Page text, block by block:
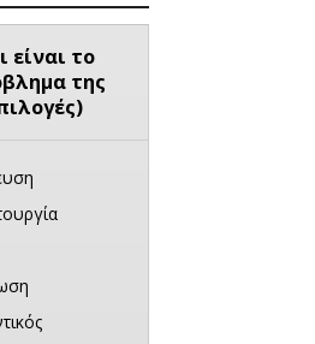
είναι το
της